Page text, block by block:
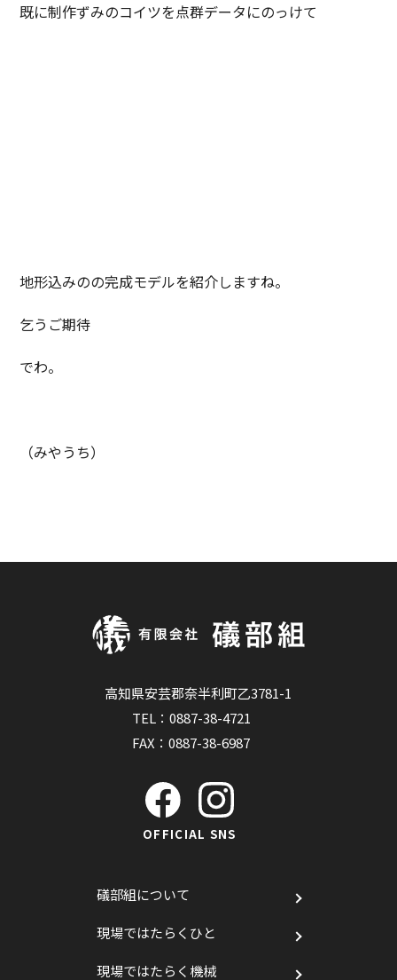
既に制作ずみのコイツを点群データにのっけて
地形込みのの完成モデルを紹介しますね。
乞うご期待
でわ。
（みやうち）
高知県安芸郡奈半利町乙3781-1
TEL：0887-38-4721
FAX：0887-38-6987
OFFICIAL SNS
礒部組について
現場ではたらくひと
現場ではたらく機械